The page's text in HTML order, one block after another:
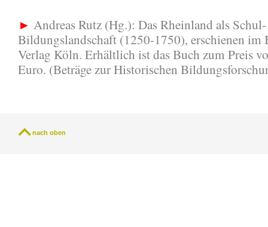
► Andreas Rutz (Hg.): Das Rheinland als
Bildungslandschaft (1250-1750), erschienen im
Verlag Köln. Erhältlich ist das Buch zum Preis
Euro. (Beträge zur Historischen
nach oben